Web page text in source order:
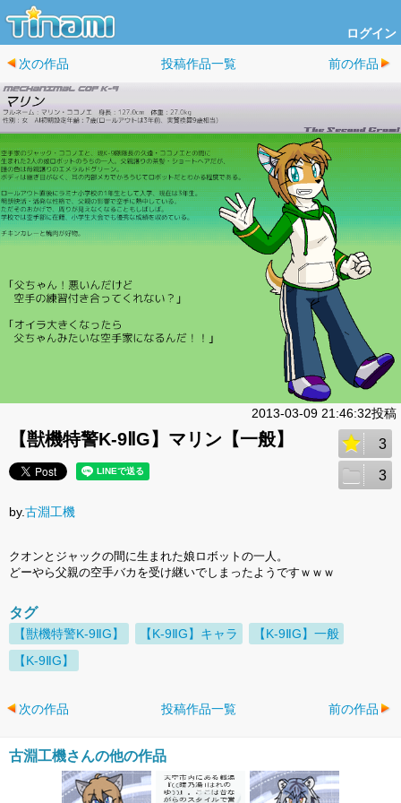
ログイン
次の作品 投稿作品一覧 前の作品
2013-03-09 21:46:32投稿
【獣機特警K-9ⅡG】マリン【一般】 3
3
by.古淵工機
クオンとジャックの間に生まれた娘ロボットの一人。
どーやら父親の空手バカを受け継いでしまったようですｗｗｗ
タグ
【獣機特警K-9ⅡG】 【K-9ⅡG】キャラ
【K-9ⅡG】一般
【K-9ⅡG】
次の作品 投稿作品一覧 前の作品
古淵工機さんの他の作品